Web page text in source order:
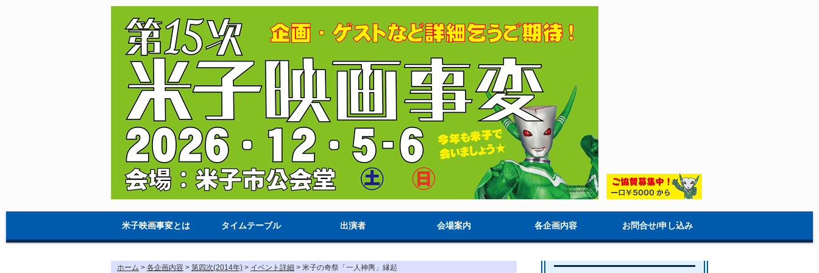
米子映画事変とは タイムテーブル 出演者 会場案内 各企画内容 お問合せ/申し込み
ホーム > 各企画内容 > 第四次(2014年) > イベント詳細 > 米子の奇祭「一人神輿」縁起